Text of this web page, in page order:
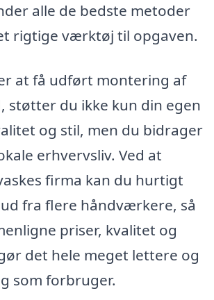
alle de bedste metoder
rigtige værktøj til opgaven.
at få udført montering af
støtter du ikke kun din egen
og stil, men du bidrager
erhvervsliv. Ved at
firma kan du hurtigt
fra flere håndværkere, så
priser, kvalitet og
det hele meget lettere og
som forbruger.